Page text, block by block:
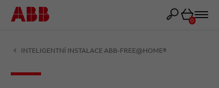
Košík
0
INTELIGENTNÍ INSTALACE ABB-FREE@HOME®